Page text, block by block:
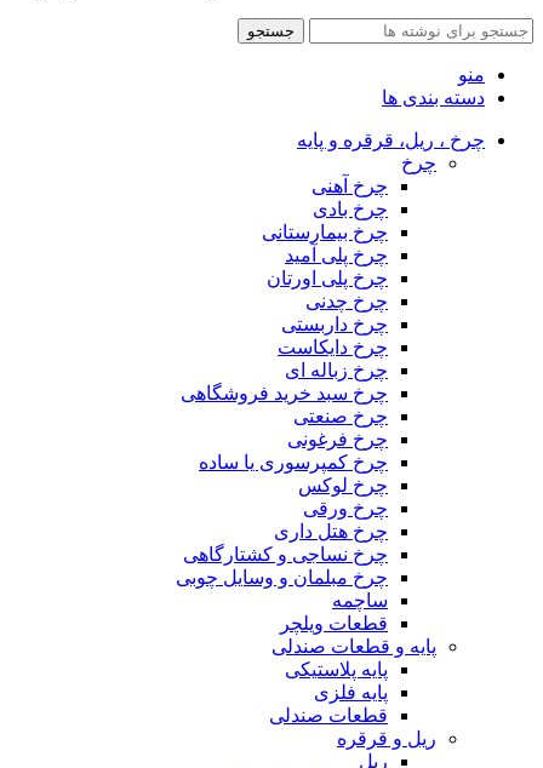
جستجو
منو
دسته بندی ها
چرخ ، ریل، قرقره و پایه
چرخ
چرخ آهنی
چرخ بادی
چرخ بیمارستانی
چرخ پلی آمید
چرخ پلی اورتان
چرخ چدنی
چرخ داربستی
چرخ دایکاست
چرخ زباله ای
چرخ سبد خرید فروشگاهی
چرخ صنعتی
چرخ فرغونی
چرخ کمپرسوری یا ساده
چرخ لوکس
چرخ ورقی
چرخ هتل داری
چرخ نساجی و کشتارگاهی
چرخ مبلمان و وسایل چوبی
ساچمه
قطعات ویلچر
پایه و قطعات صندلی
پایه پلاستیکی
پایه فلزی
قطعات صندلی
ریل و قرقره
ریل